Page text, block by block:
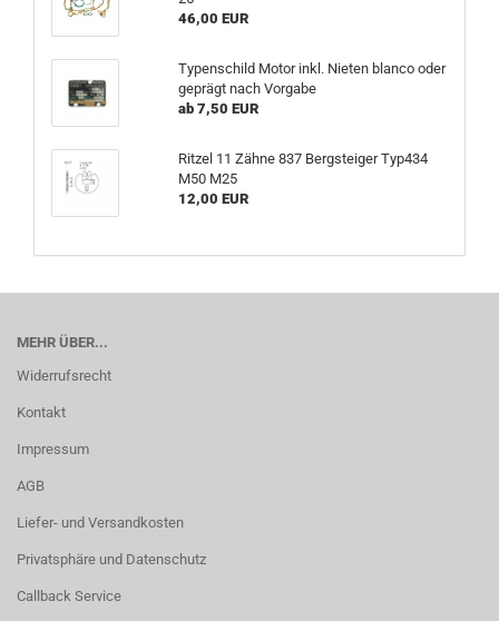
46,00 EUR
Typenschild Motor inkl. Nieten blanco oder
geprägt nach Vorgabe
ab 7,50 EUR
Ritzel 11 Zähne 837 Bergsteiger Typ434
M50 M25
12,00 EUR
MEHR ÜBER...
Widerrufsrecht
Kontakt
Impressum
AGB
Liefer- und Versandkosten
Privatsphäre und Datenschutz
Callback Service